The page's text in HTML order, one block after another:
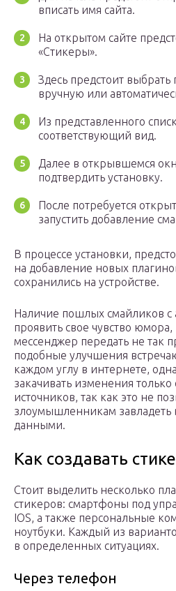
вписать имя сайта.
На открытом сайте
«Стикеры».
Здесь предстоит
вручную или
Из представленного
соответствующий вид.
Далее в открывшемся
подтвердить установку.
После потребуется
запустить добавление
В процессе установки,
на добавление новых
сохранились на устройстве.
Наличие пошлых смайликов с
проявить свое чувство
мессенджер передать не так
подобные улучшения
каждом углу в интернете,
закачивать изменения
источников, так как это не
злоумышленникам
данными.
Как создавать
Стоит выделить несколько
стикеров: смартфоны под
IOS, а также персональные
ноутбуки. Каждый из
в определенных ситуациях.
Через телефон